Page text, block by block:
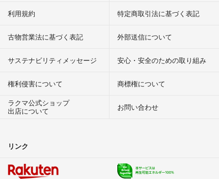
利用規約 特定商取引法に基づく表記
古物営業法に基づく表記 外部送信について
サステナビリティメッセージ 安心・安全のための取り組み
権利侵害について
商標権について
ラクマ公式ショップ
出店について
お問い合わせ
リンク